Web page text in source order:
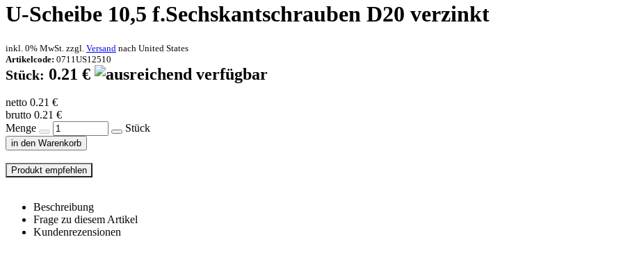
U-Scheibe 10,5 f.Sechskantschrauben D20 verzinkt
inkl. 0% MwSt. zzgl. Versand nach United States
Artikelcode: 0711US12510
Stück: 0.21 €
netto 0.21 €
brutto 0.21 €
Menge
Stück
in den Warenkorb
Beschreibung
Frage zu diesem Artikel
Kundenrezensionen